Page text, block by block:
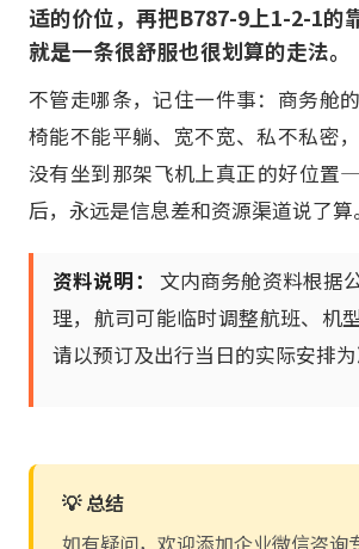
适的价位，再把B787-9上1-2-1的
就是一条很舒服也很划算的走法。
不管走哪条，记住一件事：商务舱
椅能不能平躺、宽不宽、私不私密
没有坐到那架飞机上真正的好位
后，永远是信息差和资源渠道说了算。
资料说明：
文内商务舱资料根据
理，航司可能临时调整航班、机
请以预订及出行当日的实际安排为
💡 总结
如有疑问，欢迎添加企业微信咨询